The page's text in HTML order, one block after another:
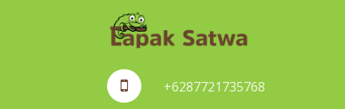
+6287721735768